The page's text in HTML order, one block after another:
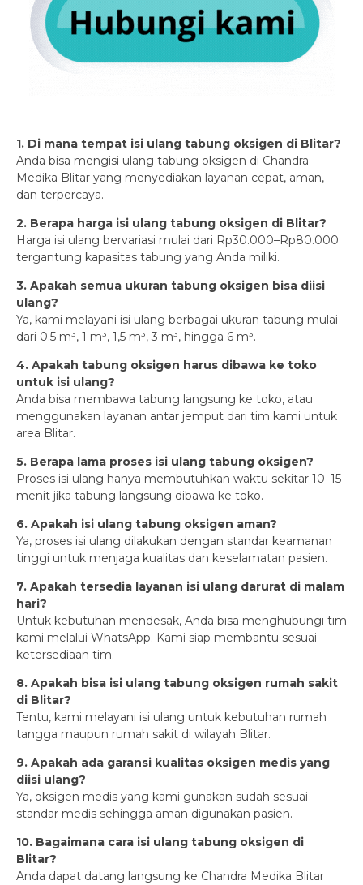
1. Di mana tempat isi ulang tabung oksigen di Blitar?
Anda bisa mengisi ulang tabung oksigen di Chandra
Medika Blitar yang menyediakan layanan cepat, aman,
dan terpercaya.
2. Berapa harga isi ulang tabung oksigen di Blitar?
Harga isi ulang bervariasi mulai dari Rp30.000–Rp80.000
tergantung kapasitas tabung yang Anda miliki.
3. Apakah semua ukuran tabung oksigen bisa diisi
ulang?
Ya, kami melayani isi ulang berbagai ukuran tabung mulai
dari 0.5 m³, 1 m³, 1,5 m³, 3 m³, hingga 6 m³.
4. Apakah tabung oksigen harus dibawa ke toko
untuk isi ulang?
Anda bisa membawa tabung langsung ke toko, atau
menggunakan layanan antar jemput dari tim kami untuk
area Blitar.
5. Berapa lama proses isi ulang tabung oksigen?
Proses isi ulang hanya membutuhkan waktu sekitar 10–15
menit jika tabung langsung dibawa ke toko.
6. Apakah isi ulang tabung oksigen aman?
Ya, proses isi ulang dilakukan dengan standar keamanan
tinggi untuk menjaga kualitas dan keselamatan pasien.
7. Apakah tersedia layanan isi ulang darurat di malam
hari?
Untuk kebutuhan mendesak, Anda bisa menghubungi tim
kami melalui WhatsApp. Kami siap membantu sesuai
ketersediaan tim.
8. Apakah bisa isi ulang tabung oksigen rumah sakit
di Blitar?
Tentu, kami melayani isi ulang untuk kebutuhan rumah
tangga maupun rumah sakit di wilayah Blitar.
9. Apakah ada garansi kualitas oksigen medis yang
diisi ulang?
Ya, oksigen medis yang kami gunakan sudah sesuai
standar medis sehingga aman digunakan pasien.
10. Bagaimana cara isi ulang tabung oksigen di
Blitar?
Anda dapat datang langsung ke Chandra Medika Blitar